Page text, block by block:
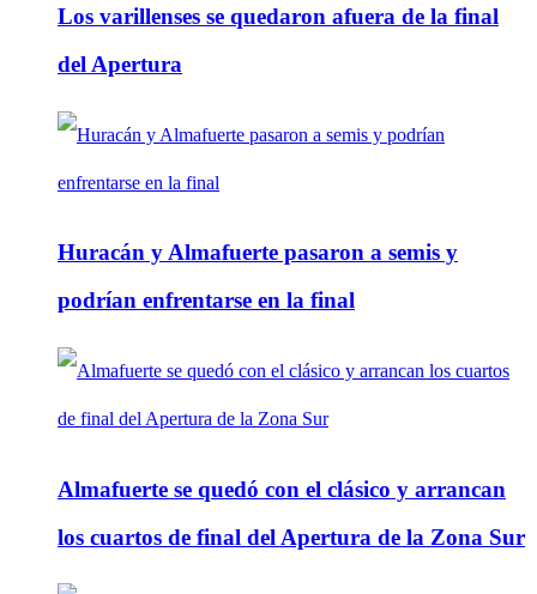
Los varillenses se quedaron afuera de la final
del Apertura
Huracán y Almafuerte pasaron a semis y
podrían enfrentarse en la final
Almafuerte se quedó con el clásico y arrancan
los cuartos de final del Apertura de la Zona Sur